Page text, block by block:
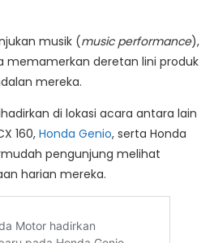
musik (music performance),
memamerkan deretan lini produk
mereka.
di lokasi acara antara lain
160, Honda Genio, serta Honda
pengunjung melihat
harian mereka.